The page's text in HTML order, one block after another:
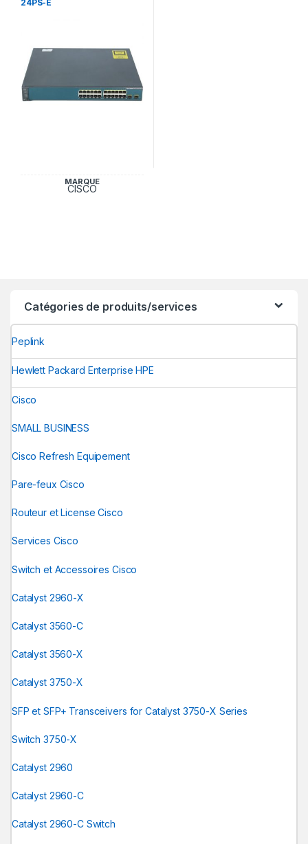
24PS-E
MARQUE
CISCO
Catégories de produits/services
Peplink
Hewlett Packard Enterprise HPE
Cisco
SMALL BUSINESS
Cisco Refresh Equipement
Pare-feux Cisco
Routeur et License Cisco
Services Cisco
Switch et Accessoires Cisco
Catalyst 2960-X
Catalyst 3560-C
Catalyst 3560-X
Catalyst 3750-X
SFP et SFP+ Transceivers for Catalyst 3750-X Series
Switch 3750-X
Catalyst 2960
Catalyst 2960-C
Catalyst 2960-C Switch